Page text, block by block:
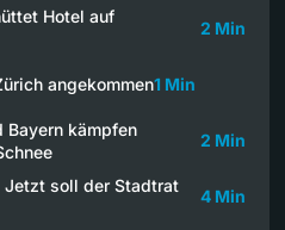
Hotel auf
2 Min
angekommen1 Min
Bayern kämpfen
2 Min
Jetzt soll der Stadtrat
4 Min